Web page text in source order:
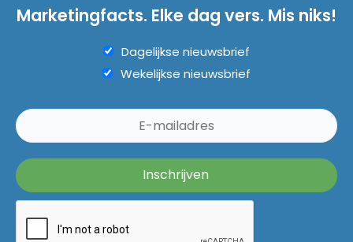
Marketingfacts. Elke dag vers. Mis niks!
Dagelijkse nieuwsbrief
Wekelijkse nieuwsbrief